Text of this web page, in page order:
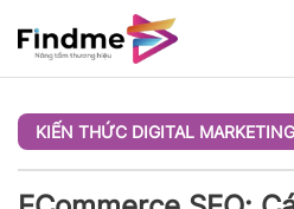
qua
nội
KIẾN THỨC DIGITAL MARKETING